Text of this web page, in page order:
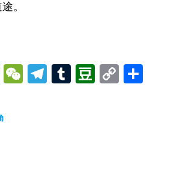
。
SinaWeChat
Telegram
Tumblr
Douban
Copy